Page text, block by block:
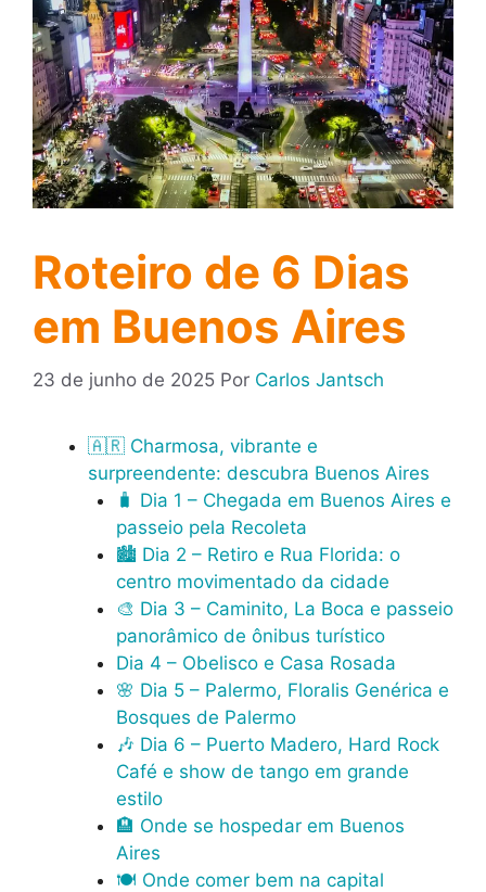
Roteiro de 6 Dias
em Buenos Aires
23 de junho de 2025 Por Carlos Jantsch
🇦🇷 Charmosa, vibrante e
surpreendente: descubra Buenos Aires
🧳 Dia 1 – Chegada em Buenos Aires e
passeio pela Recoleta
🏙️ Dia 2 – Retiro e Rua Florida: o
centro movimentado da cidade
🎨 Dia 3 – Caminito, La Boca e passeio
panorâmico de ônibus turístico
Dia 4 – Obelisco e Casa Rosada
🌸 Dia 5 – Palermo, Floralis Genérica e
Bosques de Palermo
🎶 Dia 6 – Puerto Madero, Hard Rock
Café e show de tango em grande
estilo
🏨 Onde se hospedar em Buenos
Aires
🍽️ Onde comer bem na capital